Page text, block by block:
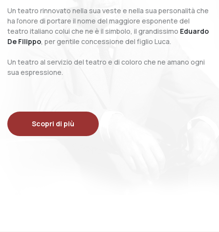
Un teatro rinnovato nella sua veste e nella sua personalità che
ha l’onore di portare il nome del maggiore esponente del
teatro italiano colui che ne è il simbolo, il grandissimo Eduardo
De Filippo, per gentile concessione del figlio Luca.
Un teatro al servizio del teatro e di coloro che ne amano ogni
sua espressione.
Scopri di più